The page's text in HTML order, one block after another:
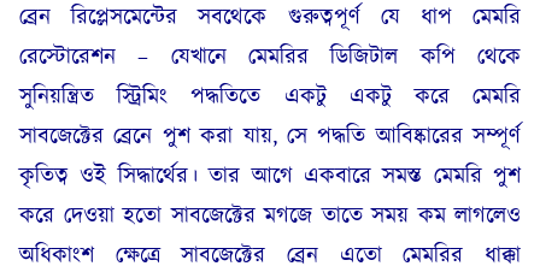
ব্রেন রিপ্লেসমেন্টের সবথেকে গুরুত্বপূর্ণ যে ধাপ মেমরি
রেস্টোরেশন – যেখানে মেমরির ডিজিটাল কপি থেকে
সুনিয়ন্ত্রিত স্ট্রিমিং পদ্ধতিতে একটু একটু করে মেমরি
সাবজেক্টের ব্রেনে পুশ করা যায়, সে পদ্ধতি আবিষ্কারের সম্পূর্ণ
কৃতিত্ব ওই সিদ্ধার্থের। তার আগে একবারে সমস্ত মেমরি পুশ
করে দেওয়া হতো সাবজেক্টের মগজে তাতে সময় কম লাগলেও
অধিকাংশ ক্ষেত্রে সাবজেক্টের ব্রেন এতো মেমরির ধাক্কা